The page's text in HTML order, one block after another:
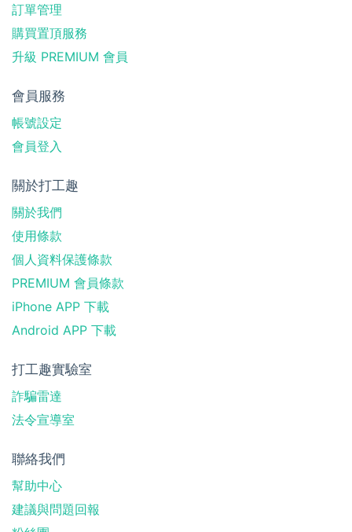
訂單管理
購買置頂服務
升級 PREMIUM 會員
會員服務
帳號設定
會員登入
關於打工趣
關於我們
使用條款
個人資料保護條款
PREMIUM 會員條款
iPhone APP 下載
Android APP 下載
打工趣實驗室
詐騙雷達
法令宣導室
聯絡我們
幫助中心
建議與問題回報